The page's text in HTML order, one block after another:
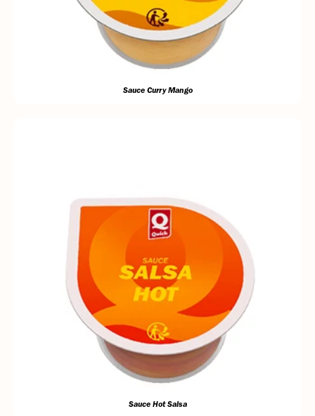
Sauce Curry Mango
Sauce Hot Salsa